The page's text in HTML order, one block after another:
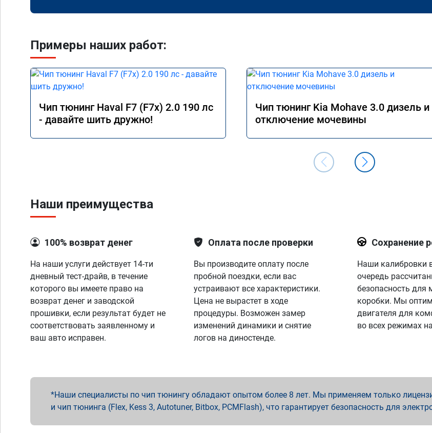
Примеры наших работ:
Чип тюнинг Haval F7 (F7x) 2.0 190 лс
- давайте шить дружно!
Чип тюнинг Kia Mohave 3.0 дизель и
отключение мочевины
Наши преимущества
100% возврат денег
На наши услуги действует 14-ти
дневный тест-драйв, в течение
которого вы имеете право на
возврат денег и заводской
прошивки, если результат будет не
соответствовать заявленному и
ваш авто исправен.
Оплата после проверки
Вы производите оплату после
пробной поездки, если вас
устраивают все характеристики.
Цена не вырастет в ходе
процедуры. Возможен замер
изменений динамики и снятие
логов на диностенде.
Сохранение
Наши калибровки
очередь
безопасность для
коробки. Мы
двигателя для
во всех режимах
Наши специалисты по чип тюнингу обладают опытом более 8 лет. Мы применяем только
и чип тюнинга (Flex, Kess 3, Autotuner, Bitbox, PCMFlash), что гарантирует безопасность для